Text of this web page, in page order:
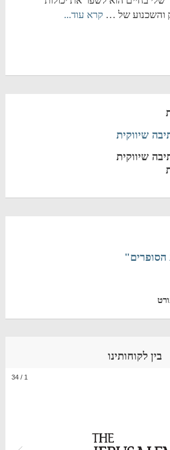
והשכנוע של … קרא עוד...
שיווקית
שיווקית
בין לקוחותינו
1
/
34